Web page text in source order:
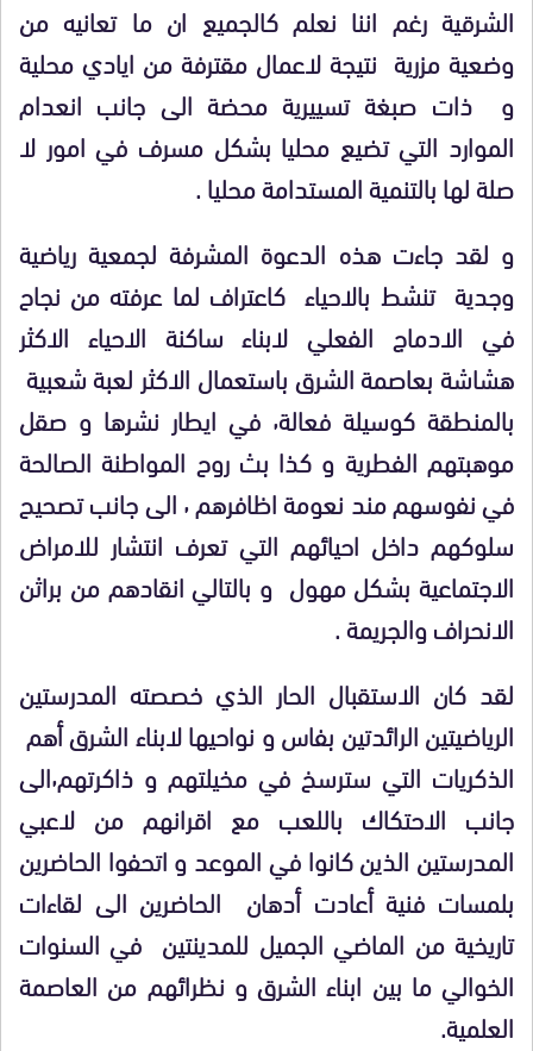
الشرقية رغم اننا نعلم كالجميع ان ما تعانيه من
وضعية مزرية نتيجة لاعمال مقترفة من ايادي محلية
و ذات صبغة تسييرية محضة الى جانب انعدام
الموارد التي تضيع محليا بشكل مسرف في امور لا
صلة لها بالتنمية المستدامة محليا .
و لقد جاءت هذه الدعوة المشرفة لجمعية رياضية
وجدية تنشط بالاحياء كاعتراف لما عرفته من نجاح
في الادماج الفعلي لابناء ساكنة الاحياء الاكثر
هشاشة بعاصمة الشرق باستعمال الاكثر لعبة شعبية
بالمنطقة كوسيلة فعالة٬ في ايطار نشرها و صقل
موهبتهم الفطرية و كذا بث روح المواطنة الصالحة
في نفوسهم مند نعومة اظافرهم ٬ الى جانب تصحيح
سلوكهم داخل احيائهم التي تعرف انتشار للامراض
الاجتماعية بشكل مهول و بالتالي انقادهم من براثن
الانحراف والجريمة .
لقد كان الاستقبال الحار الذي خصصته المدرستين
الرياضيتين الرائدتين بفاس و نواحيها لابناء الشرق أهم
الذكريات التي سترسخ في مخيلتهم و ذاكرتهم٬الى
جانب الاحتكاك باللعب مع اقرانهم من لاعبي
المدرستين الذين كانوا في الموعد و اتحفوا الحاضرين
بلمسات فنية أعادت أدهان الحاضرين الى لقاءات
تاريخية من الماضي الجميل للمدينتين في السنوات
الخوالي ما بين ابناء الشرق و نظرائهم من العاصمة
العلمية.